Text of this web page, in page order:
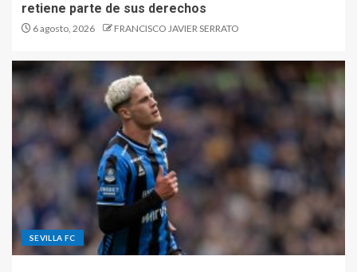
retiene parte de sus derechos
6 agosto, 2026 FRANCISCO JAVIER SERRATO
SEVILLA FC